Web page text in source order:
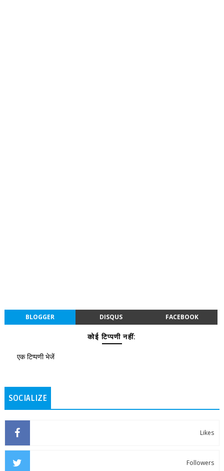
BLOGGER DISQUS FACEBOOK
कोई टिप्पणी नहीं:
एक टिप्पणी भेजें
SOCIALIZE
Likes
Followers